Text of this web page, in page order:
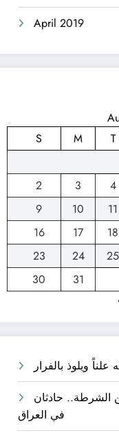
April 2019
S
M T
2
3 4
9
10 11
16
17 18
23
24 25
30
31
ويلوذ بالفرار
الشرطة.. حادثان
في العراق